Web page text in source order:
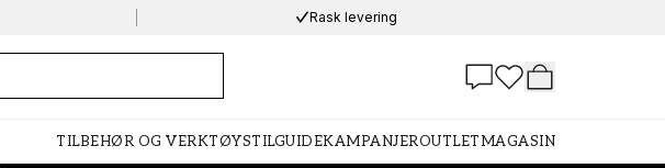
Rask levering
TILBEHØR OG VERKTØYSTILGUIDEKAMPANJEROUTLETMAGASIN